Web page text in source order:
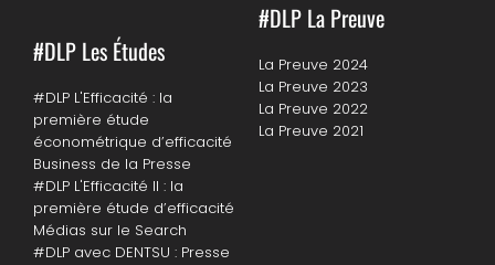
#DLP Les Études
#DLP L'Efficacité : la
première étude
économétrique d’efficacité
Business de la Presse
#DLP L'Efficacité II : la
première étude d’efficacité
Médias sur le Search
#DLP avec DENTSU : Presse
#DLP La Preuve
La Preuve 2024
La Preuve 2023
La Preuve 2022
La Preuve 2021